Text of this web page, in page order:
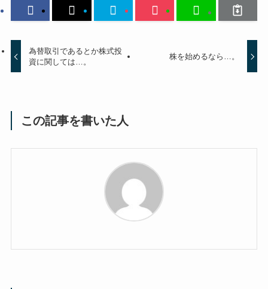
為替取引であるとか株式投
資に関しては…。
株を始めるなら…。
この記事を書いた人